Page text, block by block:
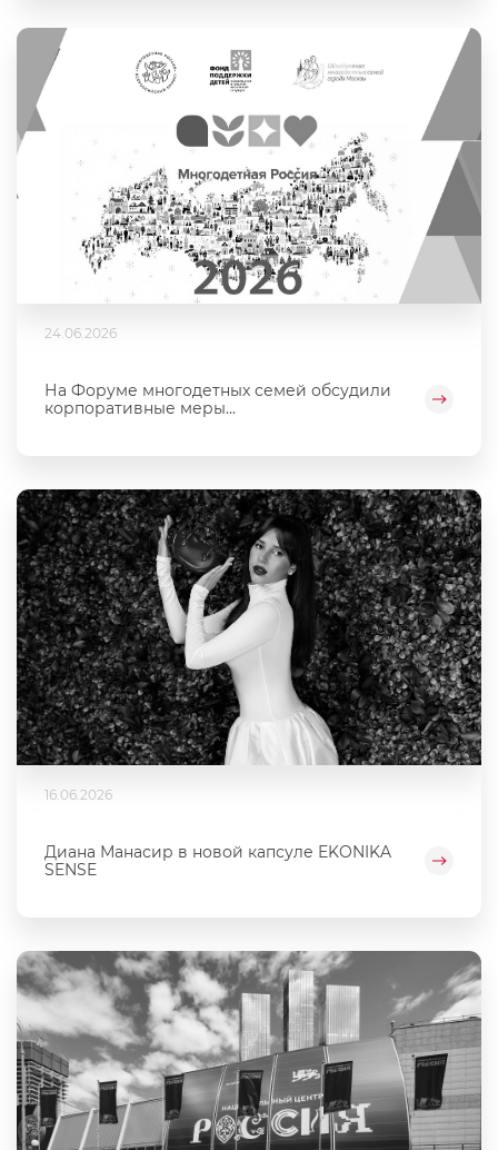
24.06.2026
На Форуме многодетных семей обсудили
корпоративные меры...
16.06.2026
Диана Манасир в новой капсуле EKONIKA
SENSE